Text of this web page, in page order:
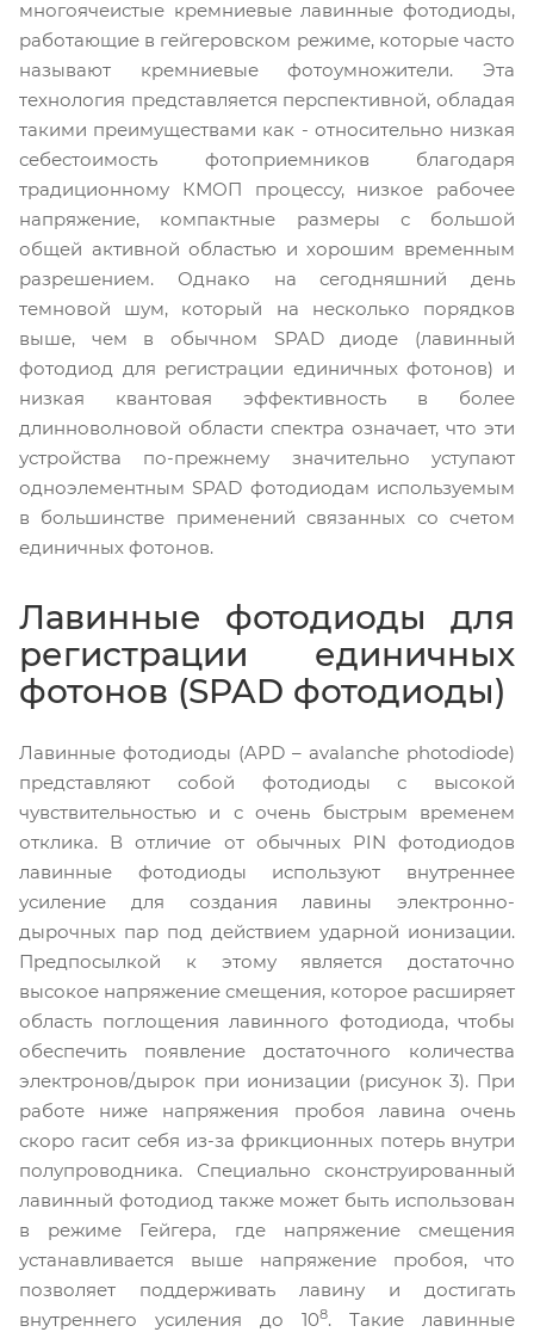
многоячеистые кремниевые лавинные фотодиоды,
работающие в гейгеровском режиме, которые часто
называют кремниевые фотоумножители. Эта
технология представляется перспективной, обладая
такими преимуществами как - относительно низкая
себестоимость фотоприемников благодаря
традиционному КМОП процессу, низкое рабочее
напряжение, компактные размеры с большой
общей активной областью и хорошим временным
разрешением. Однако на сегодняшний день
темновой шум, который на несколько порядков
выше, чем в обычном SPAD диоде (лавинный
фотодиод для регистрации единичных фотонов) и
низкая квантовая эффективность в более
длинноволновой области спектра означает, что эти
устройства по-прежнему значительно уступают
одноэлементным SPAD фотодиодам используемым
в большинстве применений связанных со счетом
единичных фотонов.
Лавинные фотодиоды для
регистрации единичных
фотонов (SPAD фотодиоды)
Лавинные фотодиоды (APD – avalanche photodiode)
представляют собой фотодиоды с высокой
чувствительностью и с очень быстрым временем
отклика. В отличие от обычных PIN фотодиодов
лавинные фотодиоды используют внутреннее
усиление для создания лавины электронно-
дырочных пар под действием ударной ионизации.
Предпосылкой к этому является достаточно
высокое напряжение смещения, которое расширяет
область поглощения лавинного фотодиода, чтобы
обеспечить появление достаточного количества
электронов/дырок при ионизации (рисунок 3). При
работе ниже напряжения пробоя лавина очень
скоро гасит себя из-за фрикционных потерь внутри
полупроводника. Специально сконструированный
лавинный фотодиод также может быть использован
в режиме Гейгера, где напряжение смещения
устанавливается выше напряжение пробоя, что
позволяет поддерживать лавину и достигать
внутреннего усиления до 108. Такие лавинные